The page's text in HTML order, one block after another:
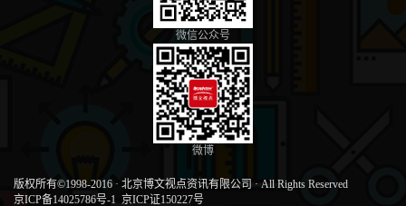
微信公众号
微博
版权所有©1998-2016 · 北京博文视点资讯有限公司 · All Rights Reserved
京ICP备14025786号-1 京ICP证150227号